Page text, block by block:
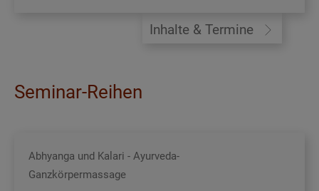
Inhalte & Termine
Seminar-Reihen
Abhyanga und Kalari - Ayurveda-
Ganzkörpermassage